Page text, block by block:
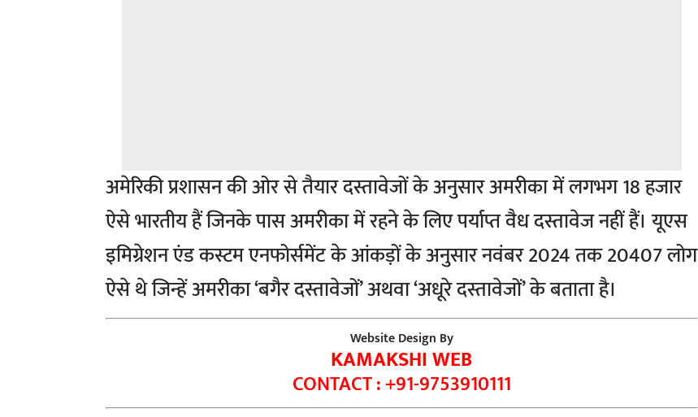
अमेरिकी प्रशासन की ओर से तैयार दस्तावेजों के अनुसार अमरीका में लगभग 18 हजार
ऐसे भारतीय हैं जिनके पास अमरीका में रहने के लिए पर्याप्त वैध दस्तावेज नहीं हैं। यूएस
इमिग्रेशन एंड कस्टम एनफोर्समेंट के आंकड़ों के अनुसार नवंबर 2024 तक 20407 लोग
ऐसे थे जिन्हें अमरीका ‘बगैर दस्तावेजों’ अथवा ‘अधूरे दस्तावेजों’ के बताता है।
Website Design By
KAMAKSHI WEB
CONTACT : +91-9753910111